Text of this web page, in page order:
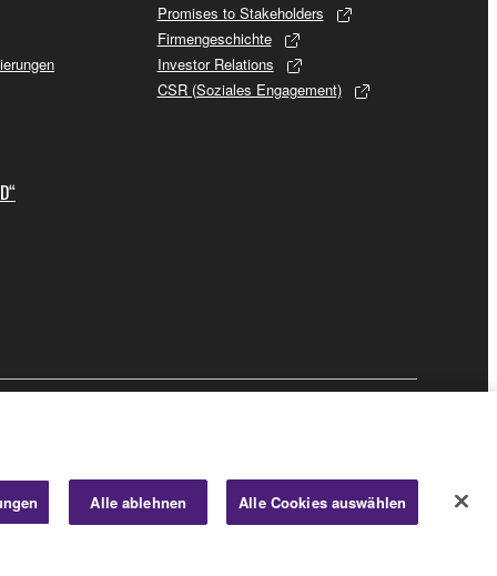
Promises to Stakeholders
Firmengeschichte
Investor Relations
CSR (Soziales Engagement)
Alle ablehnen Alle Cookies auswählen